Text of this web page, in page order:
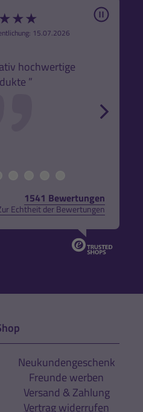
★★★
15.07.2026
hochwertige
”
Pause
1541 Bewertungen
Echtheit der Bewertungen
weisen wir darauf hin,
Neukundengeschenk
Freunde werben
Versand & Zahlung
Vertrag widerrufen